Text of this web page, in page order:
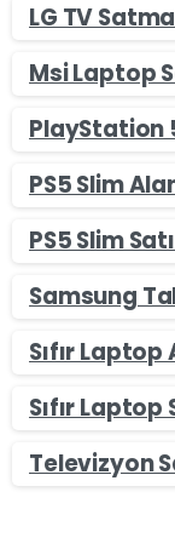
LG TV
Msi Laptop
PlayStation
PS5 Slim
PS5 Slim
Samsung
Sıfır
Sıfır Laptop
Televizyon